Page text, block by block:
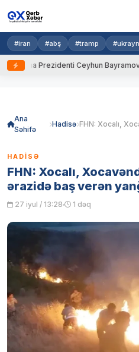
#iran #abş #tramp
Prezidenti Ceyhun Bayramovu
Ana
Səhifə
Hadisə
HADISƏ
FHN: Xocalı,
ərazidə baş verən
27 iyul / 13:28 1 dəq